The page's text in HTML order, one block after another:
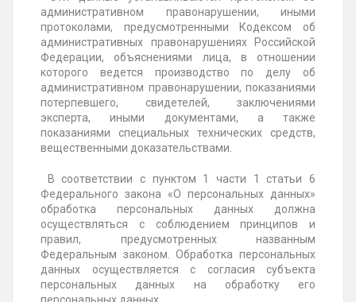
административном правонарушении, иными
протоколами, предусмотренными Кодексом об
административных правонарушениях Российской
Федерации, объяснениями лица, в отношении
которого ведется производство по делу об
административном правонарушении, показаниями
потерпевшего, свидетелей, заключениями
эксперта, иными документами, а также
показаниями специальных технических средств,
вещественными доказательствами.
В соответствии с пунктом 1 части 1 статьи 6
Федерального закона «О персональных данных»
обработка персональных данных должна
осуществляться с соблюдением принципов и
правил, предусмотренных названным
Федеральным законом. Обработка персональных
данных осуществляется с согласия субъекта
персональных данных на обработку его